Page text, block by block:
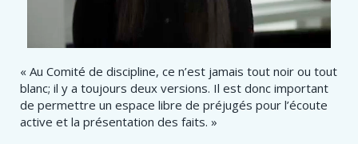
« Au Comité de discipline, ce n’est jamais tout noir ou tout
blanc; il y a toujours deux versions. Il est donc important
de permettre un espace libre de préjugés pour l’écoute
active et la présentation des faits. »